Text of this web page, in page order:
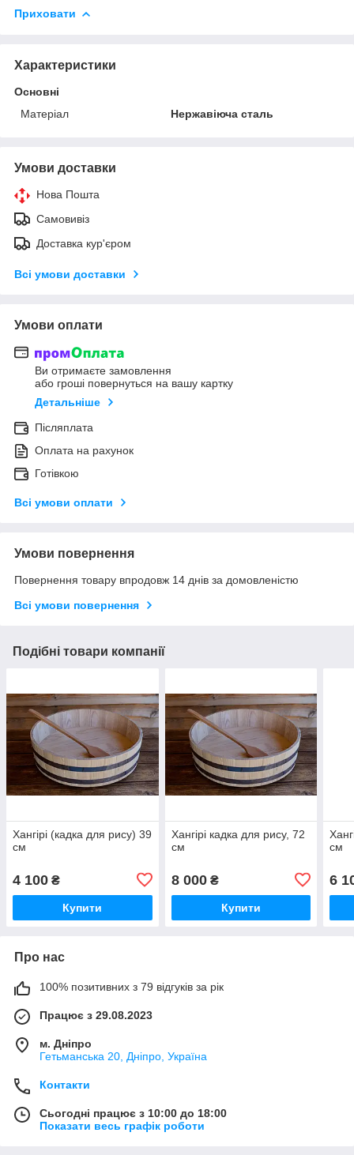
Приховати
Характеристики
Основні
Матеріал
Нержавіюча сталь
Умови доставки
Нова Пошта
Самовивіз
Доставка кур'єром
Всі умови доставки
Умови оплати
Ви отримаєте замовлення
або гроші повернуться на вашу картку
Детальніше
Післяплата
Оплата на рахунок
Готівкою
Всі умови оплати
Умови повернення
Повернення товару впродовж 14 днів за домовленістю
Всі умови повернення
Подібні товари компанії
Хангірі (кадка для рису) 39
см
4 100 ₴
Купити
Хангірі кадка для рису, 72
см
8 000₴
Купити
см
6
Про нас
100% позитивних з 79 відгуків за рік
Працює з 29.08.2023
м. Дніпро
Гетьманська 20, Дніпро, Україна
Контакти
Сьогодні працює з 10:00 до 18:00
Показати весь графік роботи